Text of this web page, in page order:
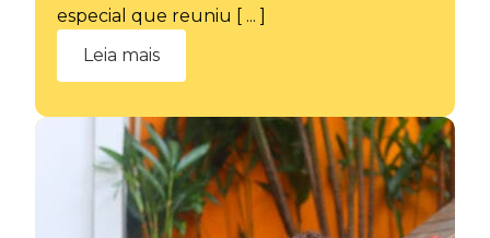
especial que reuniu [ ... ]
Leia mais